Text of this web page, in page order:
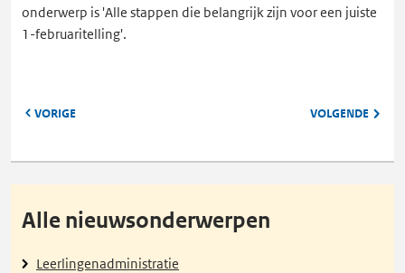
onderwerp is 'Alle stappen die belangrijk zijn voor een juiste
1-februaritelling'.
VORIGEPAGINA VOLGENDE
Alle nieuwsonderwerpen
Leerlingenadministratie